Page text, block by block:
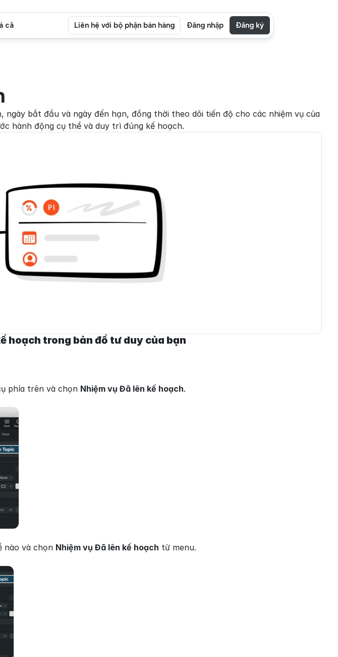
ngày bắt đầu và ngày đến hạn, đồng thời theo dõi tiến độ cho các nhiệm vụ của
hành động cụ thể và duy trì đúng kế hoạch.
hoạch trong bản đồ tư duy của bạn
phía trên và chọn Nhiệm vụ Đã lên kế hoạch.
nào và chọn Nhiệm vụ Đã lên kế hoạch từ menu.
cả Liên hệ với bộ phận bán hàng Đăng nhập Đăng ký